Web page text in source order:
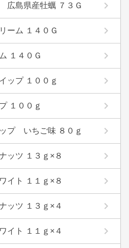
広島県産牡蠣 ７３Ｇ
ーム １４０Ｇ
１４０Ｇ
ップ １００ｇ
１００ｇ
プ いちご味 ８０ｇ
ッツ １３ｇ×８
イト １１ｇ×８
ッツ １３ｇ×４
イト １１ｇ×４